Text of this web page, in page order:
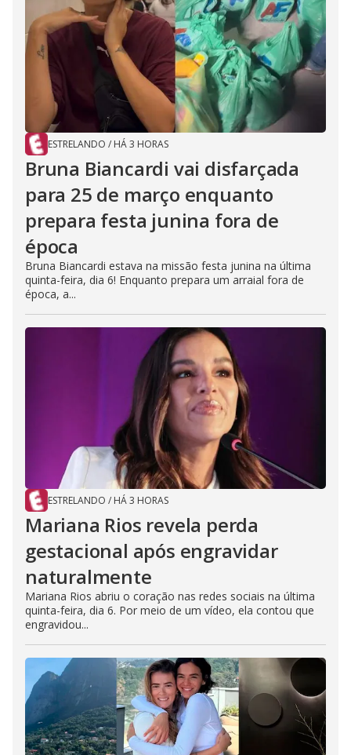
ESTRELANDO / HÁ 3 HORAS
Bruna Biancardi vai disfarçada
para 25 de março enquanto
prepara festa junina fora de
época
Bruna Biancardi estava na missão festa junina na última
quinta-feira, dia 6! Enquanto prepara um arraial fora de
época, a...
ESTRELANDO / HÁ 3 HORAS
Mariana Rios revela perda
gestacional após engravidar
naturalmente
Mariana Rios abriu o coração nas redes sociais na última
quinta-feira, dia 6. Por meio de um vídeo, ela contou que
engravidou...